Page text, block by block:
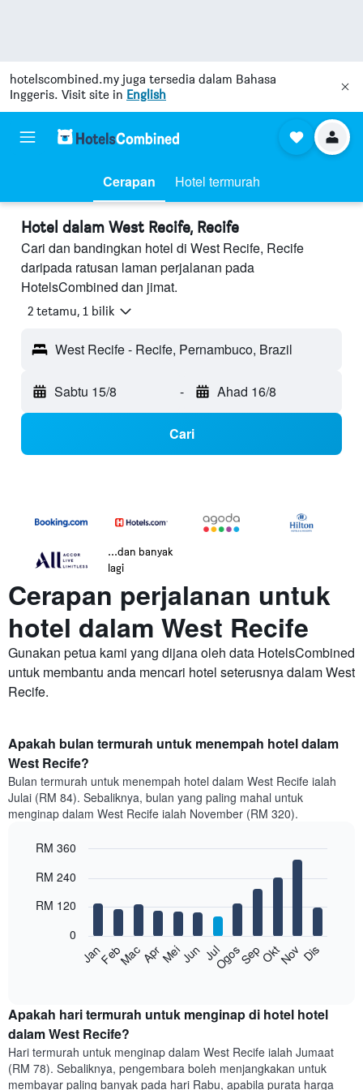
hotelscombined.my juga tersedia dalam Bahasa
Inggeris. Visit site in English
Cerapan Hotel termurah
Hotel dalam West Recife, Recife
Cari dan bandingkan hotel di West Recife, Recife
daripada ratusan laman perjalanan pada
HotelsCombined dan jimat.
2 tetamu, 1 bilik
West Recife - Recife, Pernambuco, Brazil
Sabtu 15/8 - Ahad 16/8
Cari
...dan banyak
lagi
Cerapan perjalanan untuk
hotel dalam West Recife
Gunakan petua kami yang dijana oleh data HotelsCombined
untuk membantu anda mencari hotel seterusnya dalam West
Recife.
Apakah bulan termurah untuk menempah hotel dalam
West Recife?
Bulan termurah untuk menempah hotel dalam West Recife ialah
Julai (RM 84). Sebaliknya, bulan yang paling mahal untuk
menginap dalam West Recife ialah November (RM 320).
chart
12
purata
bilik
setiap
bulan
Carta
graphic.
JanFebMacAprMeiJun Jul
OgosSepOktNov Dis
0
RM 120
RM 240
RM 360
Apakah hari termurah untuk menginap di hotel hotel
dalam West Recife?
Hari termurah untuk menginap dalam West Recife ialah Jumaat
(RM 78). Sebaliknya, pengembara boleh menjangkakan untuk
membayar paling banyak pada hari Rabu, apabila purata harga